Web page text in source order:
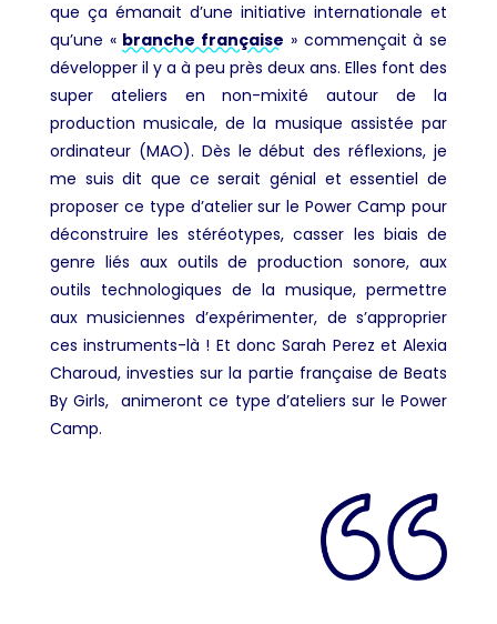
que ça émanait d’une initiative internationale et
qu’une « branche française » commençait à se
développer il y a à peu près deux ans. Elles font des
super ateliers en non-mixité autour de la
production musicale, de la musique assistée par
ordinateur (MAO). Dès le début des réflexions, je
me suis dit que ce serait génial et essentiel de
proposer ce type d’atelier sur le Power Camp pour
déconstruire les stéréotypes, casser les biais de
genre liés aux outils de production sonore, aux
outils technologiques de la musique, permettre
aux musiciennes d’expérimenter, de s’approprier
ces instruments-là ! Et donc Sarah Perez et Alexia
Charoud, investies sur la partie française de Beats
By Girls, animeront ce type d’ateliers sur le Power
Camp.